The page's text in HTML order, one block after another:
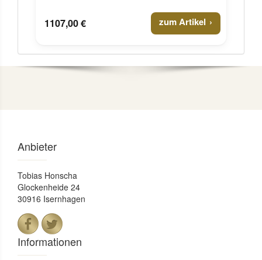
1107,00 € zum Artikel
Anbieter
Tobias Honscha
Glockenheide 24
30916 Isernhagen
Informationen